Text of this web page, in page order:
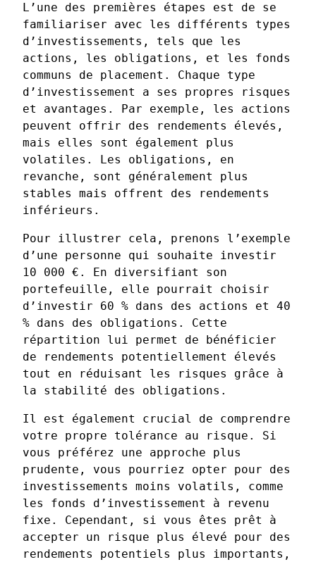
L’une des premières étapes est de se
familiariser avec les différents types
d’investissements, tels que les
actions, les obligations, et les fonds
communs de placement. Chaque type
d’investissement a ses propres risques
et avantages. Par exemple, les actions
peuvent offrir des rendements élevés,
mais elles sont également plus
volatiles. Les obligations, en
revanche, sont généralement plus
stables mais offrent des rendements
inférieurs.
Pour illustrer cela, prenons l’exemple
d’une personne qui souhaite investir
10 000 €. En diversifiant son
portefeuille, elle pourrait choisir
d’investir 60 % dans des actions et 40
% dans des obligations. Cette
répartition lui permet de bénéficier
de rendements potentiellement élevés
tout en réduisant les risques grâce à
la stabilité des obligations.
Il est également crucial de comprendre
votre propre tolérance au risque. Si
vous préférez une approche plus
prudente, vous pourriez opter pour des
investissements moins volatils, comme
les fonds d’investissement à revenu
fixe. Cependant, si vous êtes prêt à
accepter un risque plus élevé pour des
rendements potentiels plus importants,